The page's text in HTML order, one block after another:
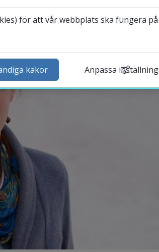
oss
Insidan
för att vår webbplats ska fungera
kakor Anpassa